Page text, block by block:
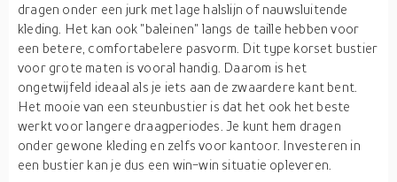
dragen onder een jurk met lage halslijn of nauwsluitende
kleding. Het kan ook "baleinen" langs de taille hebben voor
een betere, comfortabelere pasvorm. Dit type korset bustier
voor grote maten is vooral handig. Daarom is het
ongetwijfeld ideaal als je iets aan de zwaardere kant bent.
Het mooie van een steunbustier is dat het ook het beste
werkt voor langere draagperiodes. Je kunt hem dragen
onder gewone kleding en zelfs voor kantoor. Investeren in
een bustier kan je dus een win-win situatie opleveren.